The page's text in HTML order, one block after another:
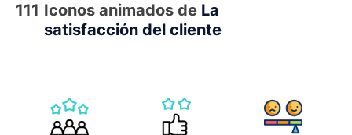
111 Iconos animados de La
satisfacción del cliente